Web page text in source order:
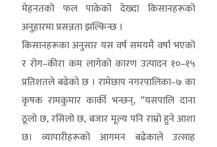
मेहनतको फल पाकेको देख्दा किसानहरूको
अनुहारमा प्रसन्नता झल्किन्छ ।
किसानहरूका अनुसार यस वर्ष समयमै वर्षा भएको
र रोग–कीरा कम लागेको कारण उत्पादन १०–१५
प्रतिशतले बढेको छ । रामेछाप नगरपालिका–७ का
कृषक रामकुमार कार्की भन्छन्, “यसपालि दाना
ठूलो छ, रसिलो छ, बजार मूल्य पनि राम्रो हुने आशा
छ। व्यापारीहरूको आगमन बढेकाले उत्साह